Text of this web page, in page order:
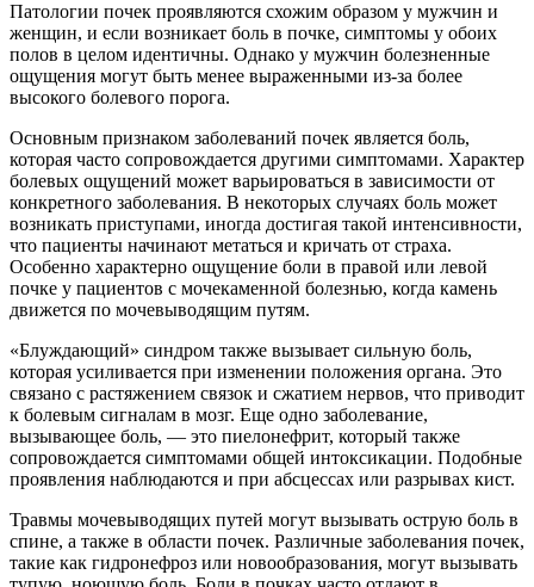
Патологии почек проявляются схожим образом у мужчин и
женщин, и если возникает боль в почке, симптомы у обоих
полов в целом идентичны. Однако у мужчин болезненные
ощущения могут быть менее выраженными из-за более
высокого болевого порога.
Основным признаком заболеваний почек является боль,
которая часто сопровождается другими симптомами. Характер
болевых ощущений может варьироваться в зависимости от
конкретного заболевания. В некоторых случаях боль может
возникать приступами, иногда достигая такой интенсивности,
что пациенты начинают метаться и кричать от страха.
Особенно характерно ощущение боли в правой или левой
почке у пациентов с мочекаменной болезнью, когда камень
движется по мочевыводящим путям.
«Блуждающий» синдром также вызывает сильную боль,
которая усиливается при изменении положения органа. Это
связано с растяжением связок и сжатием нервов, что приводит
к болевым сигналам в мозг. Еще одно заболевание,
вызывающее боль, — это пиелонефрит, который также
сопровождается симптомами общей интоксикации. Подобные
проявления наблюдаются и при абсцессах или разрывах кист.
Травмы мочевыводящих путей могут вызывать острую боль в
спине, а также в области почек. Различные заболевания почек,
такие как гидронефроз или новообразования, могут вызывать